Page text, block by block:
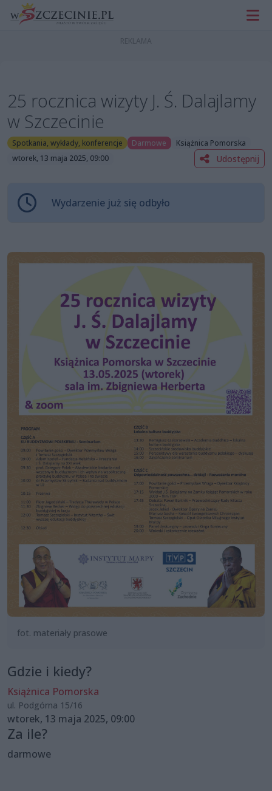
25 rocznica wizyty J. Ś. Dalajlamy
w Szczecinie
Spotkania, wykłady, konferencje Darmowe
Książnica Pomorska
wtorek, 13 maja 2025, 09:00
Udostępnij
Wydarzenie już się odbyło
fot. materiały prasowe
Gdzie i kiedy?
Książnica Pomorska
ul. Podgórna 15/16
wtorek, 13 maja 2025, 09:00
Za ile?
darmowe